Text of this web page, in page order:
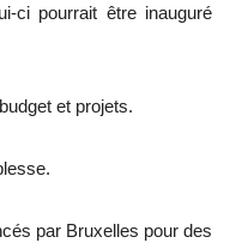
ci pourrait être inauguré
et projets.
par Bruxelles pour des